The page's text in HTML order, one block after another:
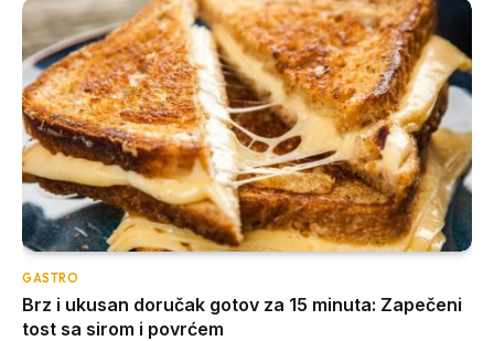
GASTRO
Brz i ukusan doručak gotov za 15 minuta: Zapečeni
tost sa sirom i povrćem